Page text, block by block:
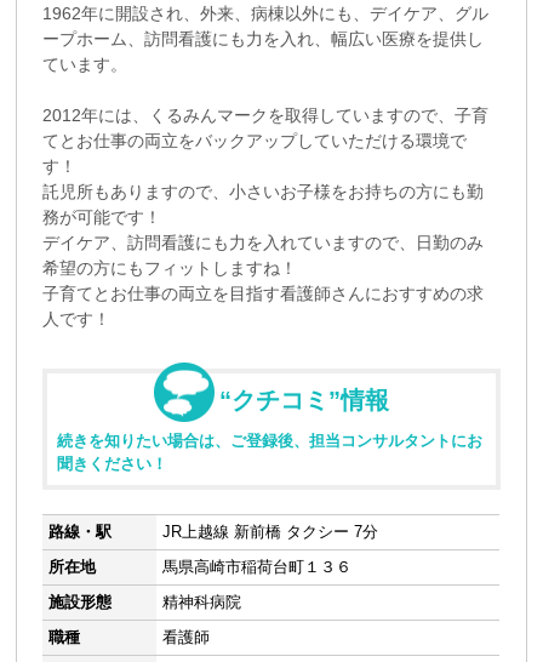
1962年に開設され、外来、病棟以外にも、デイケア、グル
ープホーム、訪問看護にも力を入れ、幅広い医療を提供し
ています。
2012年には、くるみんマークを取得していますので、子育
てとお仕事の両立をバックアップしていただける環境で
す！
託児所もありますので、小さいお子様をお持ちの方にも勤
務が可能です！
デイケア、訪問看護にも力を入れていますので、日勤のみ
希望の方にもフィットしますね！
子育てとお仕事の両立を目指す看護師さんにおすすめの求
人です！
“クチコミ”情報
続きを知りたい場合は、ご登録後、担当コンサルタントにお
聞きください！
路線・駅
JR上越線 新前橋 タクシー 7分
所在地
馬県高崎市稲荷台町１３６
施設形態
精神科病院
職種
看護師